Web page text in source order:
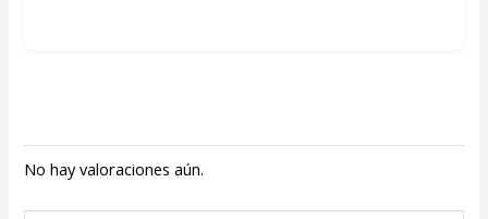
No hay valoraciones aún.